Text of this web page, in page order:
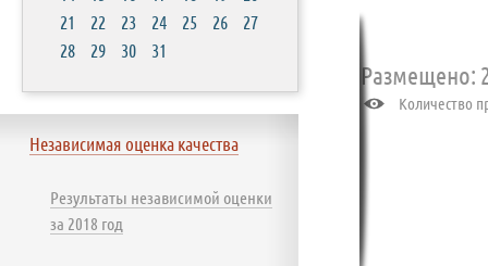
Размещено:
Количество
21
22 23 24 25 26
27
28
29 30 31
Независимая оценка качества
Результаты независимой оценки
за 2018 год